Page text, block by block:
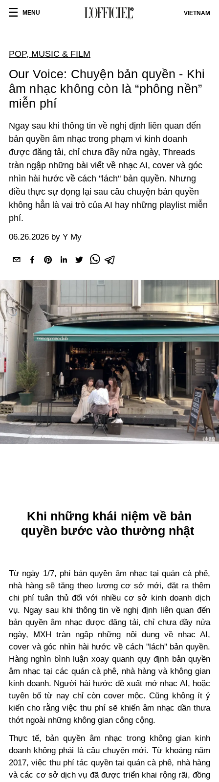
MENU VIETNAM
POP, MUSIC & FILM
Our Voice: Chuyện bản quyền - Khi
âm nhạc không còn là “phông nền”
miễn phí
Ngay sau khi thông tin về nghị định liên quan đến
bản quyền âm nhạc trong phạm vi kinh doanh
được đăng tải, chỉ chưa đầy nửa ngày, Threads
tràn ngập những bài viết về nhạc AI, cover và góc
nhìn hài hước về cách "lách" bản quyền. Nhưng
điều thực sự đọng lại sau câu chuyện bản quyền
không hẳn là vai trò của AI hay những playlist miễn
phí.
06.26.2026 by Y My
Khi những khái niệm về bản
quyền bước vào thường nhật
Từ ngày 1/7, phí bản quyền âm nhạc tại quán cà phê,
nhà hàng sẽ tăng theo lương cơ sở mới, đặt ra thêm
chi phí tuân thủ đối với nhiều cơ sở kinh doanh dịch
vụ. Ngay sau khi thông tin về nghị định liên quan đến
bản quyền âm nhạc được đăng tải, chỉ chưa đầy nửa
ngày, MXH tràn ngập những nội dung về nhạc AI,
cover và góc nhìn hài hước về cách "lách" bản quyền.
Hàng nghìn bình luận xoay quanh quy định bản quyền
âm nhạc tại các quán cà phê, nhà hàng và không gian
kinh doanh. Người hài hước đề xuất mở nhạc AI, hoặc
tuyên bố từ nay chỉ còn cover mộc. Cũng không ít ý
kiến cho rằng việc thu phí sẽ khiến âm nhạc dần thưa
thớt ngoài những không gian công cộng.
Thực tế, bản quyền âm nhạc trong không gian kinh
doanh không phải là câu chuyện mới. Từ khoảng năm
2017, việc thu phí tác quyền tại quán cà phê, nhà hàng
và các cơ sở dịch vụ đã được triển khai rộng rãi, đồng